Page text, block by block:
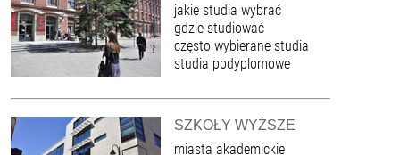
jakie studia wybrać
gdzie studiować
często wybierane studia
studia podyplomowe
SZKOŁY WYŻSZE
miasta akademickie